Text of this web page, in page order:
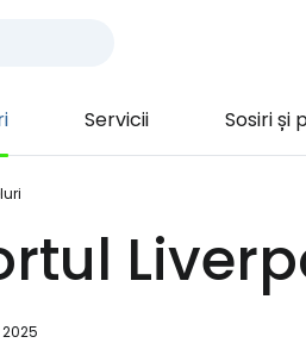
Servicii Sosiri și